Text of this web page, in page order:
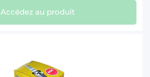
Accédez au produit